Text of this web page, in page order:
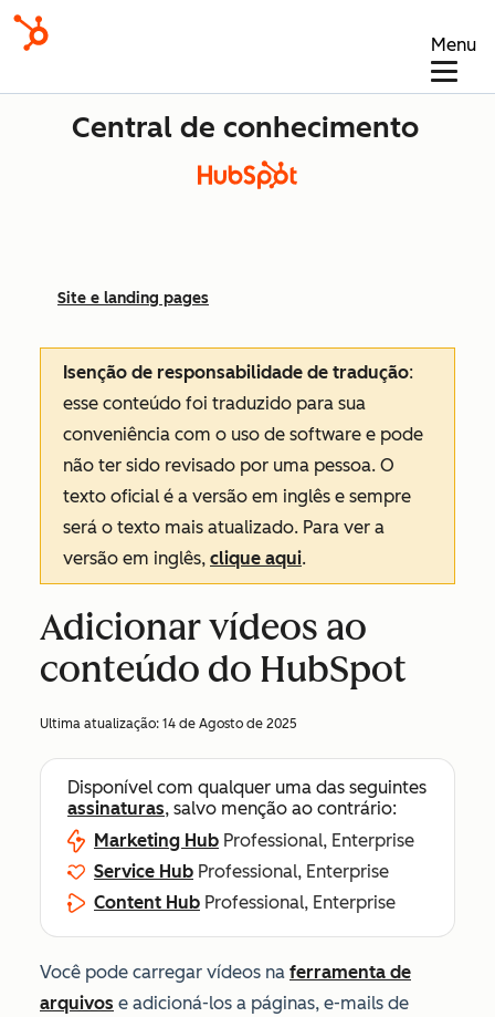
Menu
Central de conhecimento
Site e landing pages
Isenção de responsabilidade de tradução:
esse conteúdo foi traduzido para sua
conveniência com o uso de software e pode
não ter sido revisado por uma pessoa. O
texto oficial é a versão em inglês e sempre
será o texto mais atualizado. Para ver a
versão em inglês, clique aqui.
Adicionar vídeos ao
conteúdo do HubSpot
Ultima atualização: 14 de Agosto de 2025
Disponível com qualquer uma das seguintes
assinaturas, salvo menção ao contrário:
Marketing Hub Professional, Enterprise
Service Hub Professional, Enterprise
Content Hub Professional, Enterprise
Você pode carregar vídeos na ferramenta de
arquivos e adicioná-los a páginas, e-mails de